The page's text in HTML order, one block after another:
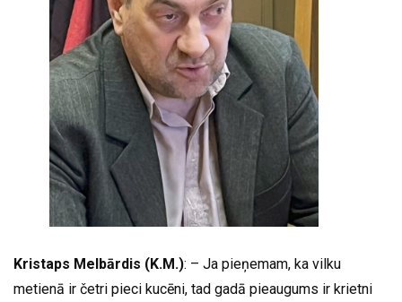
Kristaps Melbārdis (K.M.): – Ja pieņemam, ka vilku
metienā ir četri pieci kucēni, tad gadā pieaugums ir krietni